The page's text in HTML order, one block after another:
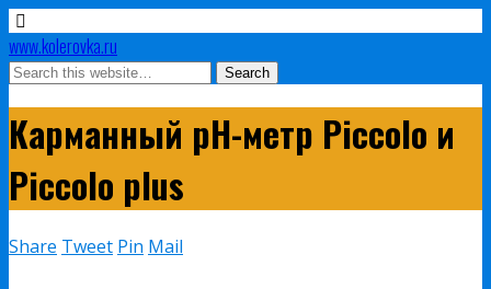
www.kolerovka.ru
Карманный pH-метр Piccolo и
Piccolo plus
Share Tweet Pin Mail